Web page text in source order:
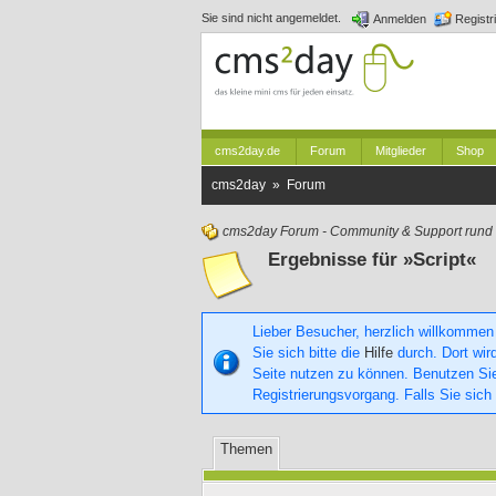
Sie sind nicht angemeldet. Anmelden
cms2day.de Forum Mitglieder Shop
cms2day » Forum
cms2day Forum - Community & Support
Ergebnisse für »Script«
Lieber Besucher, herzlich
Sie sich bitte die Hilfe durch. Dort
Seite nutzen zu können. Benutzen
Registrierungsvorgang. Falls Sie
Themen